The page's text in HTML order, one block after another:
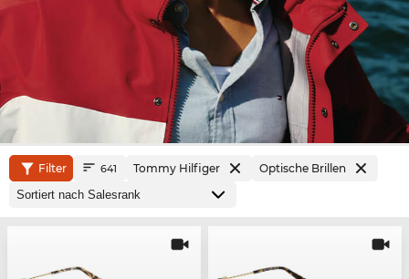
Filter 641 Tommy Hilfiger Optische Brillen